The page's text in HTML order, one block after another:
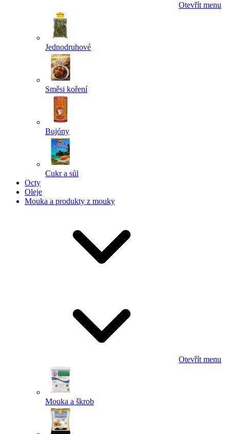
Otevřít menu
Jednodruhové
Směsi koření
Bujóny
Cukr a sůl
Octy
Oleje
Mouka a produkty z mouky
Otevřít menu
Mouka a škrob
Powered by chaterimo